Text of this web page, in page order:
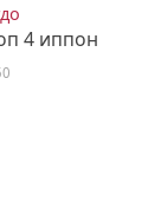
4 иппон